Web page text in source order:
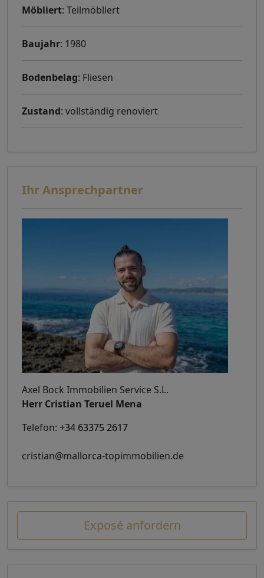
Möbliert: Teilmöbliert
Baujahr: 1980
Bodenbelag: Fliesen
Zustand: vollständig renoviert
Ihr Ansprechpartner
Axel Bock Immobilien Service S.L.
Herr Cristian Teruel Mena
Telefon: +34 63375 2617
cristian@mallorca-topimmobilien.de
Exposé anfordern